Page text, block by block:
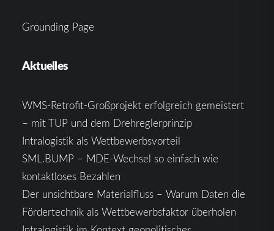
Grounding Page
Aktuelles
WMS-Retrofit-Großprojekt erfolgreich gemeistert
– mit TUP und dem Drehreglerprinzip
Intralogistik als Wettbewerbsvorteil
SML.BUMP – MDE-Wechsel so einfach wie
kontaktloses Bezahlen
Der unsichtbare Materialfluss – Warum Daten die
Fördertechnik als Wettbewerbsfaktor überholen